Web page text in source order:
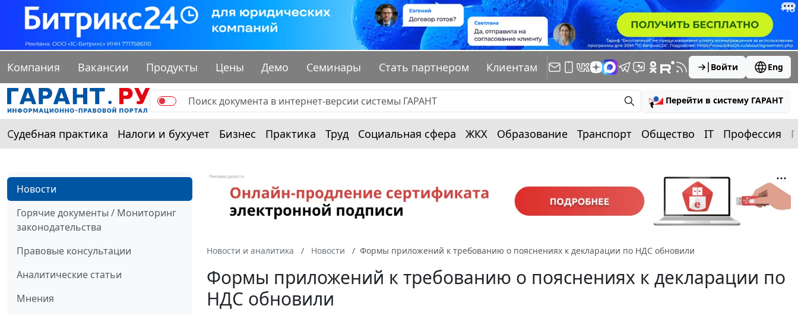
Компания Вакансии Продукты Цены Демо Семинары Стать партнером Клиентам Войти Eng
Перейти в систему ГАРАНТ
Судебная практика Налоги и бухучет Бизнес Практика Труд Социальная сфера ЖКХ Образование Транспорт Общество IT Профессия
Новости
Горячие документы / Мониторинг
законодательства
Правовые консультации
Аналитические статьи
Мнения
Новости и аналитика Новости Формы приложений к требованию о пояснениях к декларации по НДС обновили
Формы приложений к требованию о пояснениях к декларации по
НДС обновили